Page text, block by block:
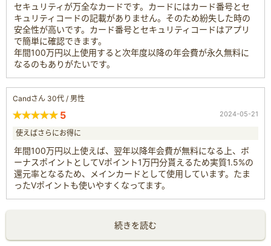
セキュリティが万全なカードです。カードにはカード番号とセ
キュリティコードの記載がありません。そのため紛失した時の
安全性が高いです。カード番号とセキュリティコードはアプリ
で簡単に確認できます。
年間100万円以上使用すると次年度以降の年会費が永久無料に
なるのもありがたいです。
Candさん 30代 / 男性
5 2024-05-21
使えばさらにお得に
年間100万円以上使えば、翌年以降年会費が無料になる上、ボ
ーナスポイントとしてVポイント1万円分貰えるため実質1.5%の
還元率となるため、メインカードとして使用しています。たま
ったVポイントも使いやすくなってます。
続きを読む